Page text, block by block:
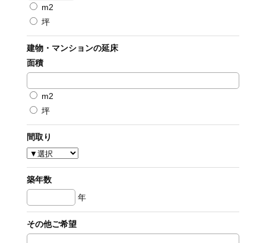
m2
坪
建物・マンションの延床
面積
m2
坪
間取り
築年数
年
その他ご希望